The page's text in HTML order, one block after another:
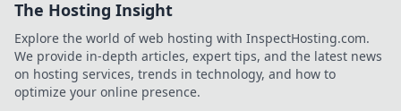
The Hosting Insight
Explore the world of web hosting with InspectHosting.com.
We provide in-depth articles, expert tips, and the latest news
on hosting services, trends in technology, and how to
optimize your online presence.